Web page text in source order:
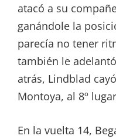
atacó a su
ganándole la
parecía no tener
también le
atrás, Lindblad
Montoya, al 8º
En la vuelta 14,